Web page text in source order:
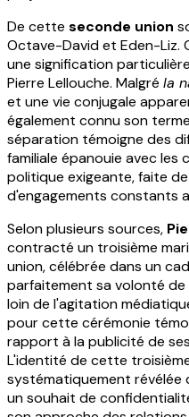
De cette seconde union
Octave-David et Eden-Liz.
une signification
Pierre Lellouche. Malgré la
et une vie conjugale
également connu son
séparation témoigne des
familiale épanouie avec
politique exigeante, faite
d'engagements constants
Selon plusieurs sources,
contracté un troisième
union, célébrée dans un
parfaitement sa volonté
loin de l'agitation
pour cette cérémonie
rapport à la publicité de
L'identité de cette
systématiquement révélée
un souhait de